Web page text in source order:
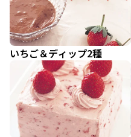
いちご＆ディップ2種